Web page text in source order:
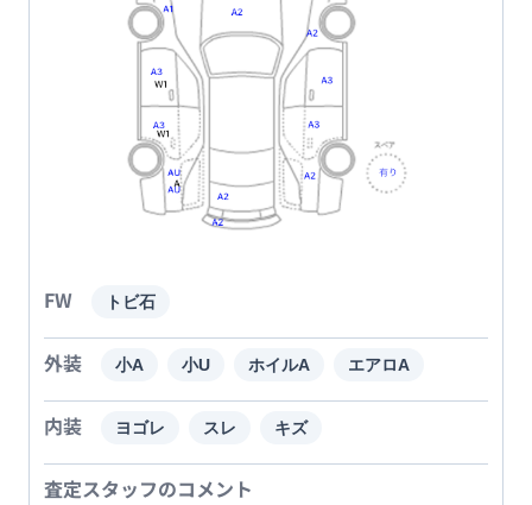
FW トビ石
外装 小A 小U ホイルA エアロA
内装 ヨゴレ スレ キズ
査定スタッフのコメント